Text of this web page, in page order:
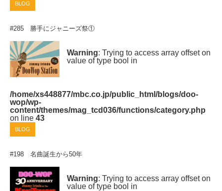
BLOG
#285 勝手にジャニーズ祭①
Warning: Trying to access array offset on
value of type bool in
/home/xs448877/mbc.co.jp/public_html/blogs/doo-
wop/wp-
content/themes/mag_tcd036/functions/category.php
on line 43
BLOG
#198 名曲誕生から50年
Warning: Trying to access array offset on
value of type bool in